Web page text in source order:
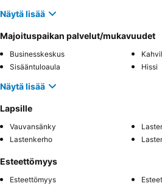
Näytä lisää
Majoituspaikan palvelut/mukavuudet
Businesskeskus
Sisääntuloaula
Hissi
Näytä lisää
Lapsille
Vauvansänky
Lastenkerho
Esteettömyys
Esteettömyys